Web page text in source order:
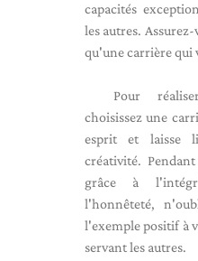
capacités
les autres.
qu'une carrière qui
Pour
choisissez une
esprit et laisse
créativité.
grâce à
l'honnêteté,
l'exemple positif à
servant les autres.